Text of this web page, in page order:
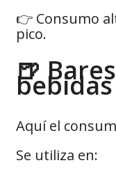
👉 Consumo
pico.
🍺
bebidas
Aquí el
Se utiliza en: